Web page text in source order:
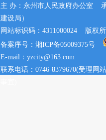
主 办：永州市人民政府办公室
建设局）
网站标识码：4311000024 版权
备案序号：湘ICP备05009375号
E-mail：yzcity@163.com
联系电话：0746-8379670(受理网